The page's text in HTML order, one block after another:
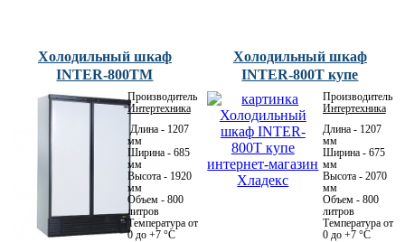
Холодильный шкаф
INTER-800ТМ
Производитель:
Интертехника
Длина - 1207
мм
Ширина - 685
мм
Высота - 1920
мм
Объем - 800
литров
Температура от
0 до +7 °C
Холодильный шкаф
INTER-800Т купе
Производитель:
Интертехника
Длина - 1207
мм
Ширина - 675
мм
Высота - 2070
мм
Объем - 800
литров
Температура от
0 до +7 °C